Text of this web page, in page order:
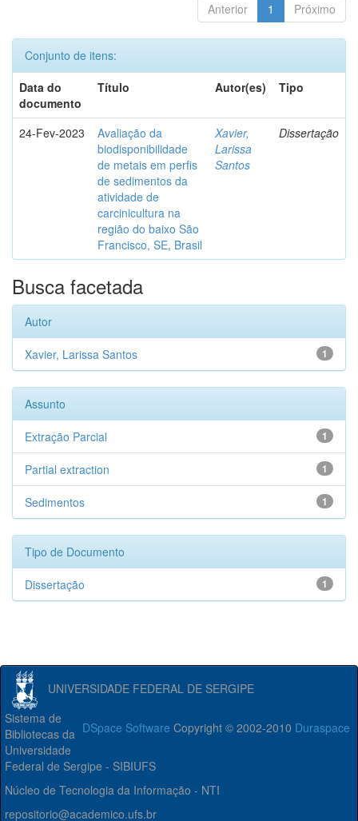
Anterior 1 Próximo
Conjunto de itens:
Data do
documento
Título Autor(es) Tipo
24-Fev-2023
Avaliação da
biodisponibilidade
de metais em perfis
de sedimentos da
atividade de
carcinicultura na
região do baixo São
Francisco, SE, Brasil
Xavier,
Larissa
Santos
Dissertação
Busca facetada
Autor
1
Xavier, Larissa Santos
Assunto
1
Extração Parcial
1
Partial extraction
1
Sedimentos
Tipo de Documento
1
Dissertação
UNIVERSIDADE FEDERAL DE SERGIPE
DSpace Software Copyright © 2002-2010 Duraspace
Sistema de
Bibliotecas da
Universidade
Federal de Sergipe - SIBIUFS
Núcleo de Tecnologia da Informação - NTI
repositorio@academico.ufs.br